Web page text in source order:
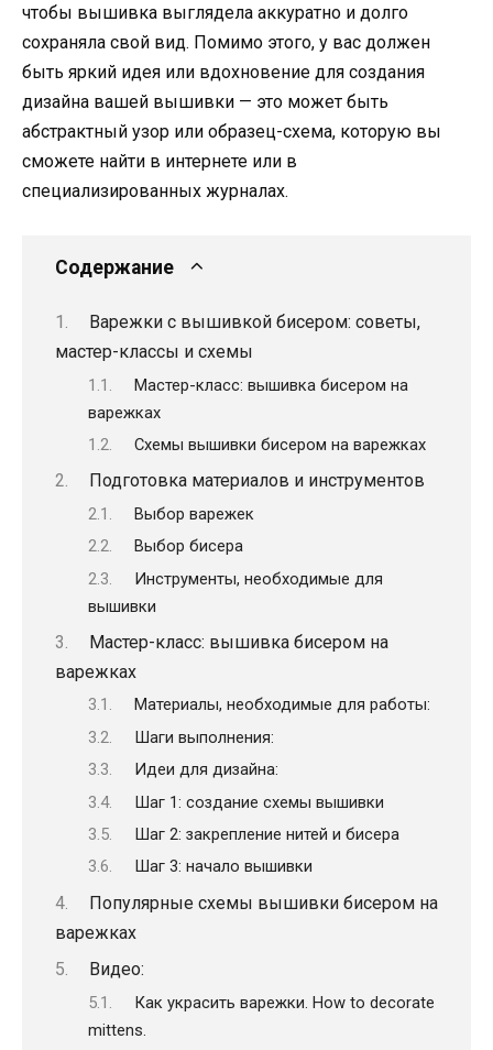
чтобы вышивка выглядела аккуратно и долго
сохраняла свой вид. Помимо этого, у вас должен
быть яркий идея или вдохновение для создания
дизайна вашей вышивки — это может быть
абстрактный узор или образец-схема, которую вы
сможете найти в интернете или в
специализированных журналах.
Содержание
Варежки с вышивкой бисером: советы,
мастер-классы и схемы
Мастер-класс: вышивка бисером на
варежках
Схемы вышивки бисером на варежках
Подготовка материалов и инструментов
Выбор варежек
Выбор бисера
Инструменты, необходимые для
вышивки
Мастер-класс: вышивка бисером на
варежках
Материалы, необходимые для работы:
Шаги выполнения:
Идеи для дизайна:
Шаг 1: создание схемы вышивки
Шаг 2: закрепление нитей и бисера
Шаг 3: начало вышивки
Популярные схемы вышивки бисером на
варежках
Видео:
Как украсить варежки. How to decorate
mittens.